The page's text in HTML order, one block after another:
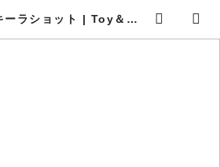
ーラショット | Toy＆Me